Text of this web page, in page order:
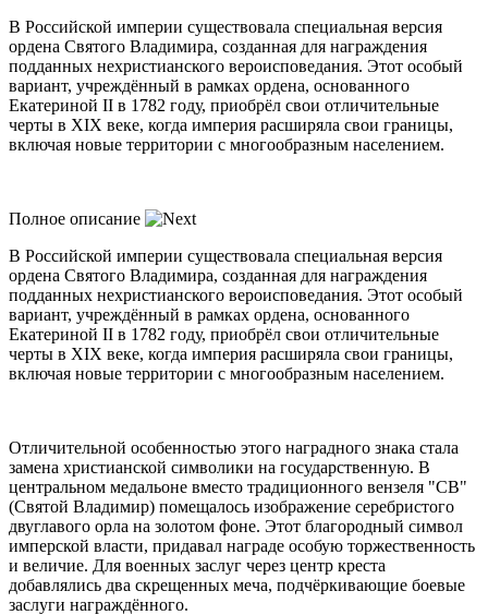
В Российской империи существовала специальная версия
ордена Святого Владимира, созданная для награждения
подданных нехристианского вероисповедания. Этот особый
вариант, учреждённый в рамках ордена, основанного
Екатериной II в 1782 году, приобрёл свои отличительные
черты в XIX веке, когда империя расширяла свои границы,
включая новые территории с многообразным населением.
Полное описание
В Российской империи существовала специальная версия
ордена Святого Владимира, созданная для награждения
подданных нехристианского вероисповедания. Этот особый
вариант, учреждённый в рамках ордена, основанного
Екатериной II в 1782 году, приобрёл свои отличительные
черты в XIX веке, когда империя расширяла свои границы,
включая новые территории с многообразным населением.
Отличительной особенностью этого наградного знака стала
замена христианской символики на государственную. В
центральном медальоне вместо традиционного вензеля "СВ"
(Святой Владимир) помещалось изображение серебристого
двуглавого орла на золотом фоне. Этот благородный символ
имперской власти, придавал награде особую торжественность
и величие. Для военных заслуг через центр креста
добавлялись два скрещенных меча, подчёркивающие боевые
заслуги награждённого.